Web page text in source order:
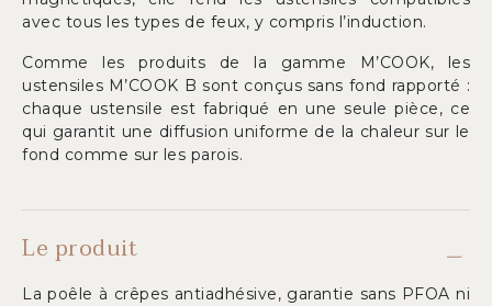
avec tous les types de feux, y compris l’induction.
Comme les produits de la gamme M’COOK, les
ustensiles M’COOK B sont conçus sans fond rapporté :
chaque ustensile est fabriqué en une seule pièce, ce
qui garantit une diffusion uniforme de la chaleur sur le
fond comme sur les parois.
Le produit
La poêle à crêpes antiadhésive, garantie sans PFOA ni